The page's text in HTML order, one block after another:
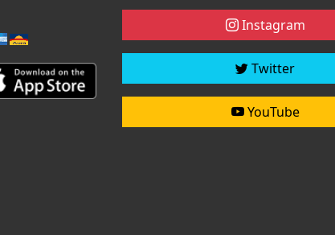
Instagram
Twitter
YouTube